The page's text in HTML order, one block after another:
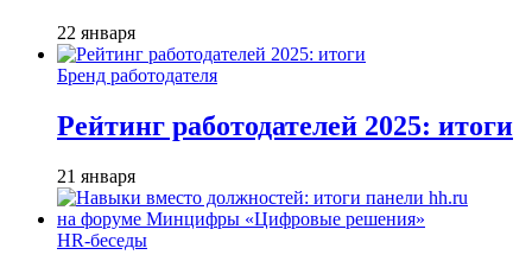
22 января
Бренд работодателя
Рейтинг работодателей 2025: итоги
21 января
HR-беседы